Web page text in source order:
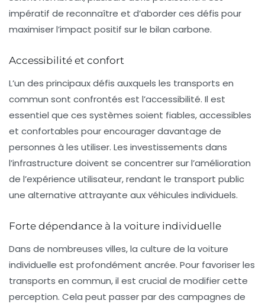
impératif de reconnaître et d’aborder ces défis pour
maximiser l’impact positif sur le bilan carbone.
Accessibilité et confort
L’un des principaux défis auxquels les transports en
commun sont confrontés est l’accessibilité. Il est
essentiel que ces systèmes soient fiables, accessibles
et confortables pour encourager davantage de
personnes à les utiliser. Les investissements dans
l’infrastructure doivent se concentrer sur l’amélioration
de l’expérience utilisateur, rendant le transport public
une alternative attrayante aux véhicules individuels.
Forte dépendance à la voiture individuelle
Dans de nombreuses villes, la culture de la voiture
individuelle est profondément ancrée. Pour favoriser les
transports en commun, il est crucial de modifier cette
perception. Cela peut passer par des campagnes de